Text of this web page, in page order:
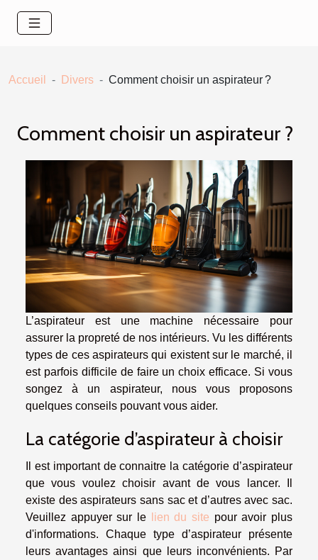
Accueil Divers Comment choisir un aspirateur ?
Comment choisir un aspirateur ?
L’aspirateur est une machine nécessaire pour
assurer la propreté de nos intérieurs. Vu les différents
types de ces aspirateurs qui existent sur le marché, il
est parfois difficile de faire un choix efficace. Si vous
songez à un aspirateur, nous vous proposons
quelques conseils pouvant vous aider.
La catégorie d’aspirateur à choisir
Il est important de connaitre la catégorie d’aspirateur
que vous voulez choisir avant de vous lancer. Il
existe des aspirateurs sans sac et d’autres avec sac.
Veuillez appuyer sur le
lien du site pour avoir plus
d'informations. Chaque type d’aspirateur présente
leurs avantages ainsi que leurs inconvénients. Par